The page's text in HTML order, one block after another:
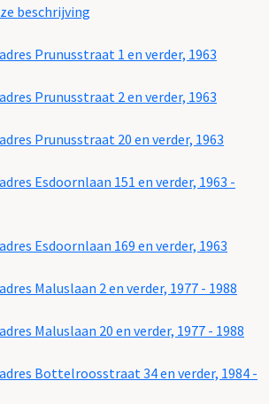
beschrijving
Prunusstraat 1 en verder, 1963
Prunusstraat 2 en verder, 1963
Prunusstraat 20 en verder, 1963
Esdoornlaan 151 en verder, 1963 -
Esdoornlaan 169 en verder, 1963
Maluslaan 2 en verder, 1977 - 1988
Maluslaan 20 en verder, 1977 - 1988
Bottelroosstraat 34 en verder, 1984 -